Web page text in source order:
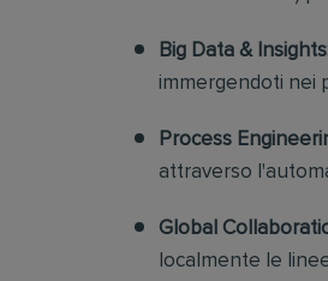
Big Data &
immergendoti nei
Process
attraverso
Global
localmente le